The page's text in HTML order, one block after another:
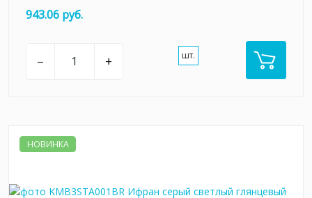
943.06 руб.
– + шт.
НОВИНКА